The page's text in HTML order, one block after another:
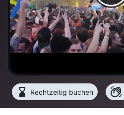
hourglass_bottom Rechtzeitig buchen waving_hand